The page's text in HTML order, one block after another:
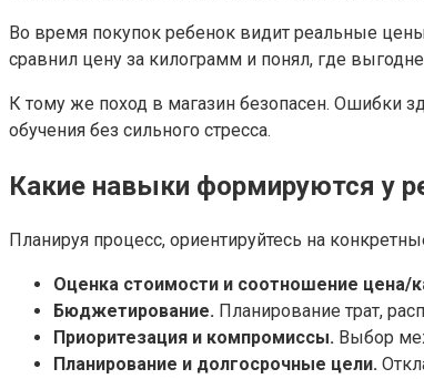
Во время покупок ребенок видит реальные
сравнил цену за килограмм и понял, где
К тому же поход в магазин безопасен. Ошибки
обучения без сильного стресса.
Какие навыки формируются у
Планируя процесс, ориентируйтесь на
Оценка стоимости и соотношение цена/
Бюджетирование. Планирование трат,
Приоритезация и компромиссы. Выбор
Планирование и долгосрочные цели.